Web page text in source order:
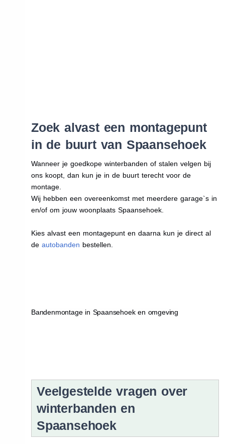
Zoek alvast een montagepunt
in de buurt van Spaansehoek
Wanneer je goedkope winterbanden of stalen velgen bij
ons koopt, dan kun je in de buurt terecht voor de
montage.
Wij hebben een overeenkomst met meerdere garage`s in
en/of om jouw woonplaats Spaansehoek.
Kies alvast een montagepunt en daarna kun je direct al
de autobanden bestellen.
Bandenmontage in Spaansehoek en omgeving
Veelgestelde vragen over
winterbanden en
Spaansehoek